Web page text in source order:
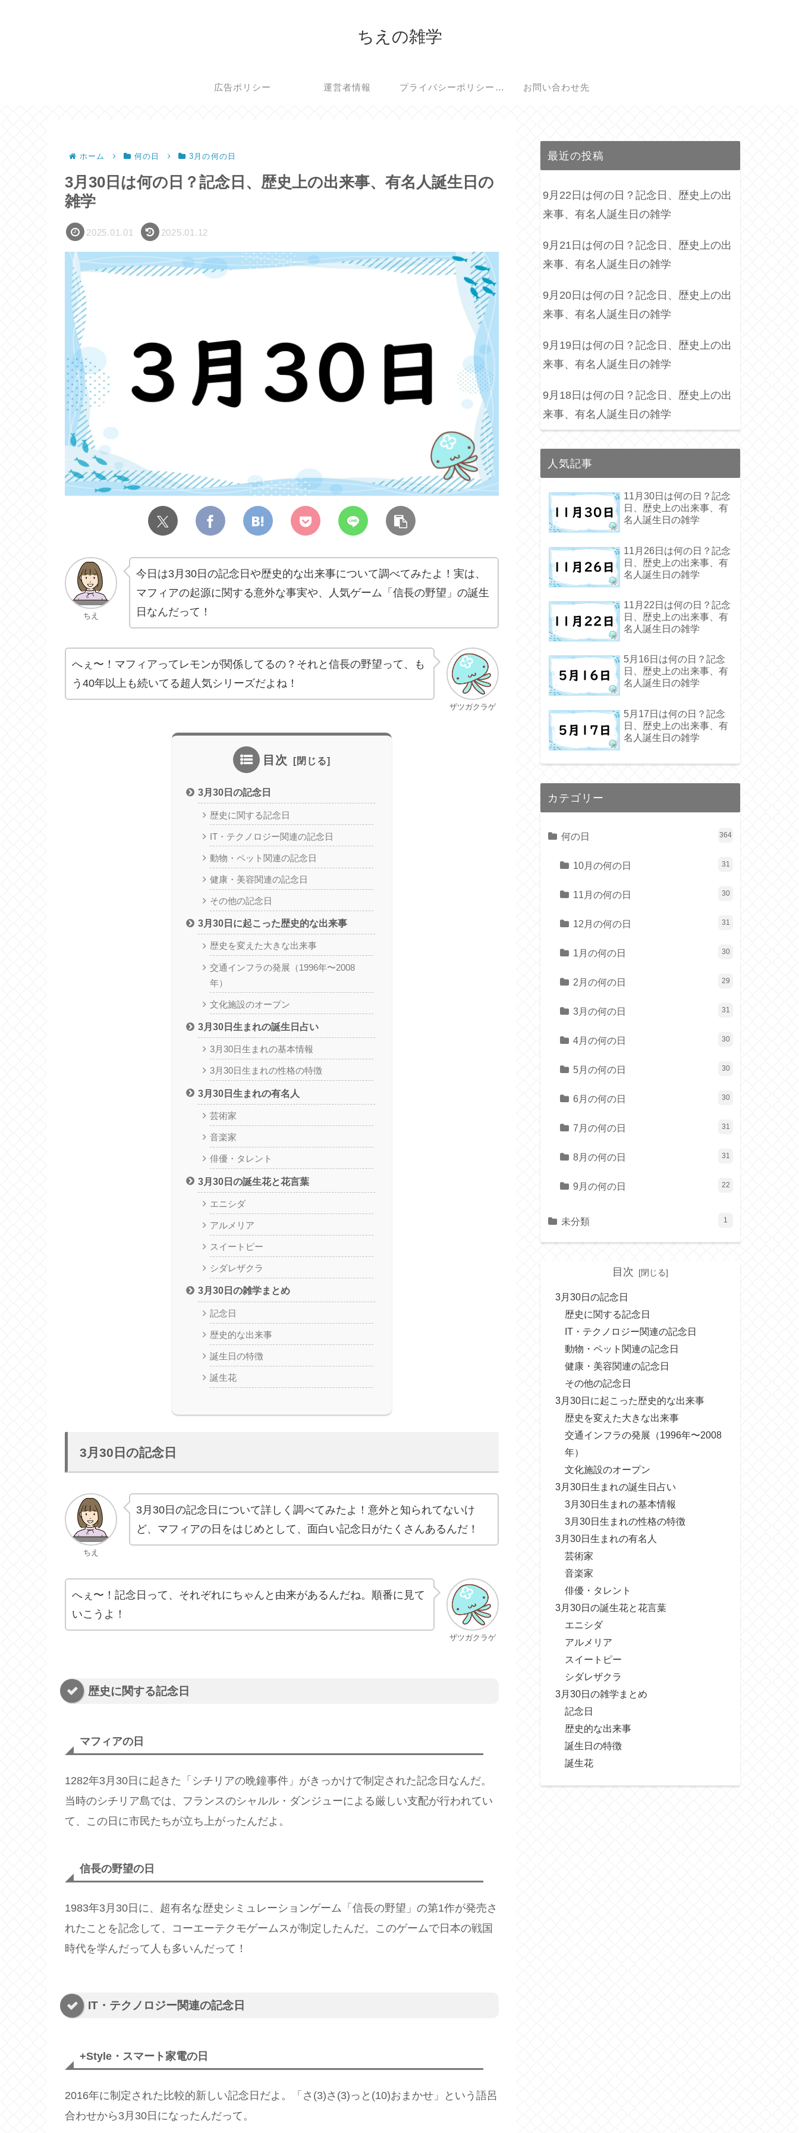
ちえの雑学
広告ポリシー 運営者情報 プライバシーポリシー・免責事項 お問い合わせ先
ホーム 何の日 3月の何の日
3月30日は何の日？記念日、歴史上の出来事、有名人誕生日の
雑学
2025.01.01 2025.01.12
ちえ
今日は3月30日の記念日や歴史的な出来事について調べてみたよ！実は、
マフィアの起源に関する意外な事実や、人気ゲーム「信長の野望」の誕生
日なんだって！
ザツガクラゲ
へぇ〜！マフィアってレモンが関係してるの？それと信長の野望って、も
う40年以上も続いてる超人気シリーズだよね！
目次
3月30日の記念日
歴史に関する記念日
IT・テクノロジー関連の記念日
動物・ペット関連の記念日
健康・美容関連の記念日
その他の記念日
3月30日に起こった歴史的な出来事
歴史を変えた大きな出来事
交通インフラの発展（1996年〜2008
年）
文化施設のオープン
3月30日生まれの誕生日占い
3月30日生まれの基本情報
3月30日生まれの性格の特徴
3月30日生まれの有名人
芸術家
音楽家
俳優・タレント
3月30日の誕生花と花言葉
エニシダ
アルメリア
スイートピー
シダレザクラ
3月30日の雑学まとめ
記念日
歴史的な出来事
誕生日の特徴
誕生花
3月30日の記念日
ちえ
3月30日の記念日について詳しく調べてみたよ！意外と知られてないけ
ど、マフィアの日をはじめとして、面白い記念日がたくさんあるんだ！
ザツガクラゲ
へぇ〜！記念日って、それぞれにちゃんと由来があるんだね。順番に見て
いこうよ！
歴史に関する記念日
マフィアの日
1282年3月30日に起きた「シチリアの晩鐘事件」がきっかけで制定された記念日なんだ。
当時のシチリア島では、フランスのシャルル・ダンジューによる厳しい支配が行われてい
て、この日に市民たちが立ち上がったんだよ。
信長の野望の日
1983年3月30日に、超有名な歴史シミュレーションゲーム「信長の野望」の第1作が発売さ
れたことを記念して、コーエーテクモゲームスが制定したんだ。このゲームで日本の戦国
時代を学んだって人も多いんだって！
IT・テクノロジー関連の記念日
+Style・スマート家電の日
2016年に制定された比較的新しい記念日だよ。「さ(3)さ(3)っと(10)おまかせ」という語呂
合わせから3月30日になったんだって。
最近の投稿
9月22日は何の日？記念日、歴史上の出
来事、有名人誕生日の雑学
9月21日は何の日？記念日、歴史上の出
来事、有名人誕生日の雑学
9月20日は何の日？記念日、歴史上の出
来事、有名人誕生日の雑学
9月19日は何の日？記念日、歴史上の出
来事、有名人誕生日の雑学
9月18日は何の日？記念日、歴史上の出
来事、有名人誕生日の雑学
人気記事
11月30日は何の日？記念
日、歴史上の出来事、有
名人誕生日の雑学
11月26日は何の日？記念
日、歴史上の出来事、有
名人誕生日の雑学
11月22日は何の日？記念
日、歴史上の出来事、有
名人誕生日の雑学
5月16日は何の日？記念
日、歴史上の出来事、有
名人誕生日の雑学
5月17日は何の日？記念
日、歴史上の出来事、有
名人誕生日の雑学
カテゴリー
何の日 364
10月の何の日 31
11月の何の日 30
12月の何の日 31
1月の何の日 30
2月の何の日 29
3月の何の日 31
4月の何の日 30
5月の何の日 30
6月の何の日 30
7月の何の日 31
8月の何の日 31
9月の何の日 22
未分類 1
目次
3月30日の記念日
歴史に関する記念日
IT・テクノロジー関連の記念日
動物・ペット関連の記念日
健康・美容関連の記念日
その他の記念日
3月30日に起こった歴史的な出来事
歴史を変えた大きな出来事
交通インフラの発展（1996年〜2008
年）
文化施設のオープン
3月30日生まれの誕生日占い
3月30日生まれの基本情報
3月30日生まれの性格の特徴
3月30日生まれの有名人
芸術家
音楽家
俳優・タレント
3月30日の誕生花と花言葉
エニシダ
アルメリア
スイートピー
シダレザクラ
3月30日の雑学まとめ
記念日
歴史的な出来事
誕生日の特徴
誕生花